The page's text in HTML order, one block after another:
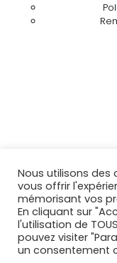
Nous utilisons des
vous offrir
mémorisant vos
En cliquant sur
l'utilisation de
pouvez visiter
un consentement